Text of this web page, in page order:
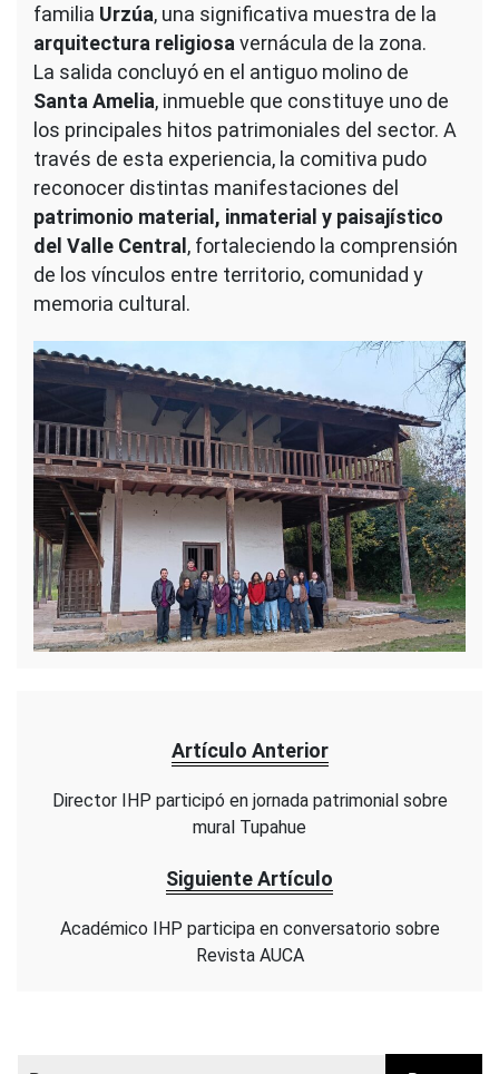
familia Urzúa, una significativa muestra de la
arquitectura religiosa vernácula de la zona.
La salida concluyó en el antiguo molino de
Santa Amelia, inmueble que constituye uno de
los principales hitos patrimoniales del sector. A
través de esta experiencia, la comitiva pudo
reconocer distintas manifestaciones del
patrimonio material, inmaterial y paisajístico
del Valle Central, fortaleciendo la comprensión
de los vínculos entre territorio, comunidad y
memoria cultural.
Artículo Anterior
Director IHP participó en jornada patrimonial sobre
mural Tupahue
Siguiente Artículo
Académico IHP participa en conversatorio sobre
Revista AUCA